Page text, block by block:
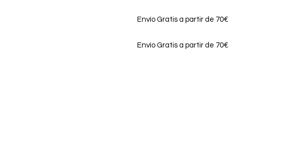
Envío Gratis a partir de 70€
Envío Gratis a partir de 70€